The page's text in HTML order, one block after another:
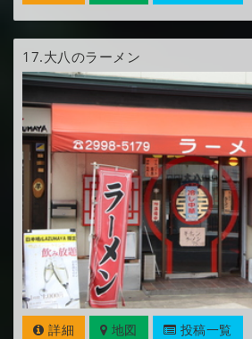
17.大八のラーメン
詳細 地図 投稿一覧